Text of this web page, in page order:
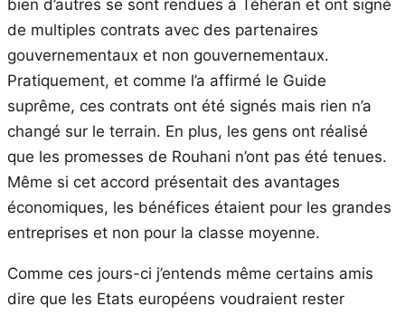
bien d’autres se sont rendues à Téhéran et ont signé
de multiples contrats avec des partenaires
gouvernementaux et non gouvernementaux.
Pratiquement, et comme l’a affirmé le Guide
suprême, ces contrats ont été signés mais rien n’a
changé sur le terrain. En plus, les gens ont réalisé
que les promesses de Rouhani n’ont pas été tenues.
Même si cet accord présentait des avantages
économiques, les bénéfices étaient pour les grandes
entreprises et non pour la classe moyenne.
Comme ces jours-ci j’entends même certains amis
dire que les Etats européens voudraient rester